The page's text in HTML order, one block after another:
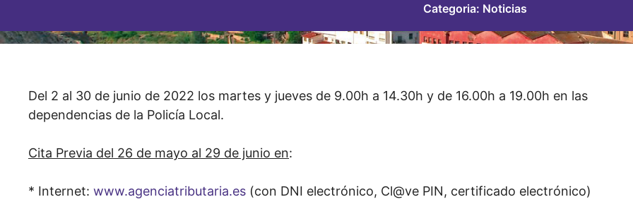
Categoria: Noticias
Del 2 al 30 de junio de 2022 los martes y jueves de 9.00h a 14.30h y de 16.00h a 19.00h en las
dependencias de la Policía Local.
Cita Previa del 26 de mayo al 29 de junio en:
* Internet: www.agenciatributaria.es (con DNI electrónico, Cl@ve PIN, certificado electrónico)